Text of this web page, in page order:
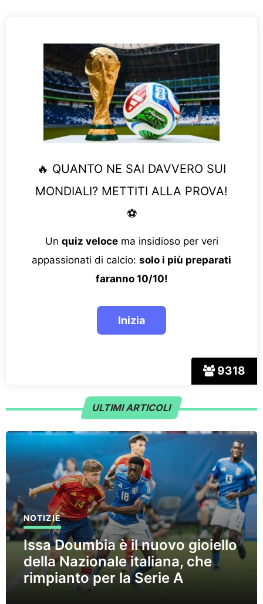
9318
🔥 QUANTO NE SAI DAVVERO SUI
MONDIALI? METTITI ALLA PROVA!
⚽
Un quiz velocema insidioso per veri
appassionati di calcio: solo i più preparati
faranno 10/10!
ULTIMI ARTICOLI
NOTIZIE
Issa Doumbia è il nuovo gioiello
della Nazionale italiana, che
rimpianto per la Serie A